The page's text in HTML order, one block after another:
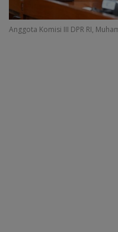
Anggota Komisi III DPR RI,